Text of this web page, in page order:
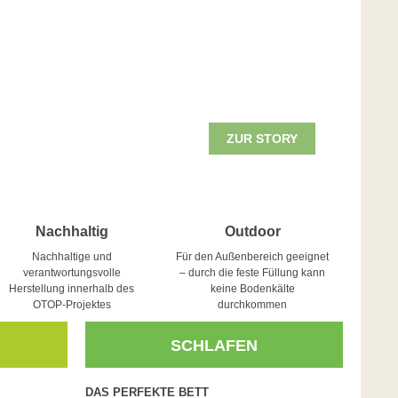
ZUR STORY
Nachhaltig
Nachhaltige und
verantwortungsvolle
Herstellung innerhalb des
OTOP-Projektes
Outdoor
Für den Außenbereich geeignet
– durch die feste Füllung kann
keine Bodenkälte
durchkommen
SCHLAFEN
DAS PERFEKTE BETT